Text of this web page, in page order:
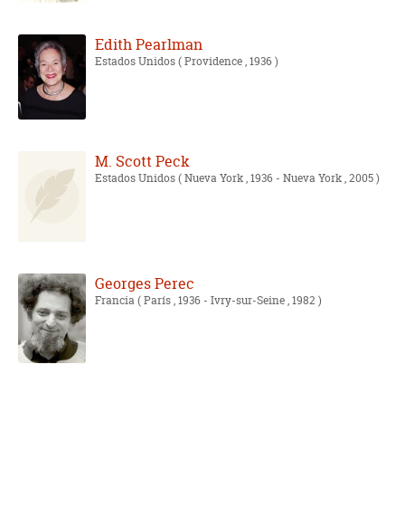
Edith Pearlman
Estados Unidos( Providence , 1936 )
M. Scott Peck
Estados Unidos( Nueva York , 1936 - Nueva York , 2005 )
Georges Perec
Francia( París , 1936 - Ivry-sur-Seine , 1982 )